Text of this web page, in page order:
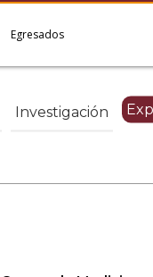
Egresados
Investigación